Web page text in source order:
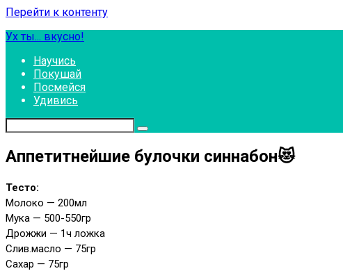
Перейти к контенту
Ух ты... вкусно!
Научись
Покушай
Посмейся
Удивись
Аппетитнейшие булочки синнабон😻
Тесто:
Молоко — 200мл
Мука — 500-550гр
Дрожжи — 1ч ложка
Слив.масло — 75гр
Сахар — 75гр